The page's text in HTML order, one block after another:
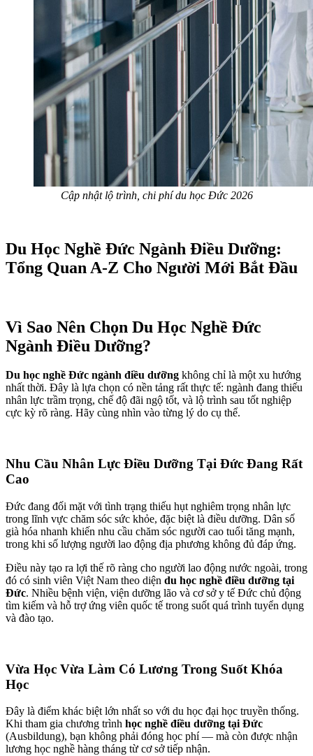
Cập nhật lộ trình, chi phí du học Đức 2026
Du Học Nghề Đức Ngành Điều Dưỡng:
Tổng Quan A-Z Cho Người Mới Bắt Đầu
Vì Sao Nên Chọn Du Học Nghề Đức
Ngành Điều Dưỡng?
Du học nghề Đức ngành điều dưỡng không chỉ là một xu hướng
nhất thời. Đây là lựa chọn có nền tảng rất thực tế: ngành đang thiếu
nhân lực trầm trọng, chế độ đãi ngộ tốt, và lộ trình sau tốt nghiệp
cực kỳ rõ ràng. Hãy cùng nhìn vào từng lý do cụ thể.
Nhu Cầu Nhân Lực Điều Dưỡng Tại Đức Đang Rất
Cao
Đức đang đối mặt với tình trạng thiếu hụt nghiêm trọng nhân lực
trong lĩnh vực chăm sóc sức khỏe, đặc biệt là điều dưỡng. Dân số
già hóa nhanh khiến nhu cầu chăm sóc người cao tuổi tăng mạnh,
trong khi số lượng người lao động địa phương không đủ đáp ứng.
Điều này tạo ra lợi thế rõ ràng cho người lao động nước ngoài, trong
đó có sinh viên Việt Nam theo diện du học nghề điều dưỡng tại
Đức. Nhiều bệnh viện, viện dưỡng lão và cơ sở y tế Đức chủ động
tìm kiếm và hỗ trợ ứng viên quốc tế trong suốt quá trình tuyển dụng
và đào tạo.
Vừa Học Vừa Làm Có Lương Trong Suốt Khóa
Học
Đây là điểm khác biệt lớn nhất so với du học đại học truyền thống.
Khi tham gia chương trình học nghề điều dưỡng tại Đức
(Ausbildung), bạn không phải đóng học phí — mà còn được nhận
lương học nghề hàng tháng từ cơ sở tiếp nhận.